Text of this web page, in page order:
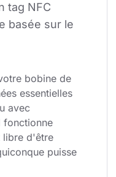
tag NFC
basée sur le
bobine de
essentielles
avec
fonctionne
libre d'être
puisse